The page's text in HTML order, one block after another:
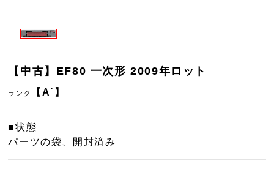
【中古】EF80 一次形 2009年ロット
ランク 【A´】
■状態
パーツの袋、開封済み